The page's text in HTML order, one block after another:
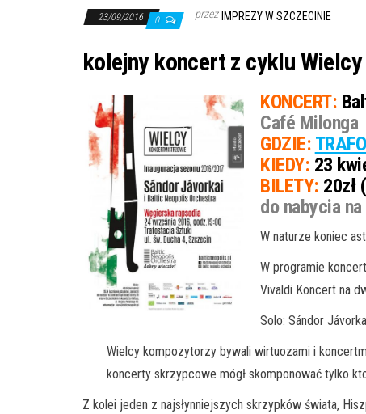
23/09/2016 0 przez IMPREZY W SZCZECINIE
kolejny koncert z cyklu
KONCERT:
Café Milonga
GDZIE:
KIEDY: 23
BILETY: 20zł
do nabycia
W naturze koniec
W programie
Vivaldi Koncert na
Solo: Sándor
Wielcy kompozytorzy bywali wirtuozami i
koncerty skrzypcowe mógł skomponować tylko
Z kolei jeden z najsłynniejszych skrzypków świata,